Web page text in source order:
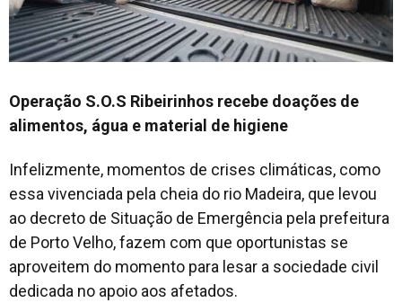
Operação S.O.S Ribeirinhos recebe doações de
alimentos, água e material de higiene
Infelizmente, momentos de crises climáticas, como
essa vivenciada pela cheia do rio Madeira, que levou
ao decreto de Situação de Emergência pela prefeitura
de Porto Velho, fazem com que oportunistas se
aproveitem do momento para lesar a sociedade civil
dedicada no apoio aos afetados.